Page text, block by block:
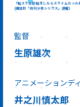
『転スラ日記 転生したらスライムだった
(講談社「月刊少年シリウス」連載)
監督
生原雄次
アニメーションデ
井之川慎太郎